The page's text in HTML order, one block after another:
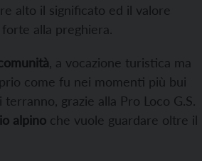
alto il significato ed il valore
alla preghiera.
, a vocazione turistica ma
come fu nei momenti più bui
grazie alla Pro Loco G.S.
alpino che vuole guardare oltre il